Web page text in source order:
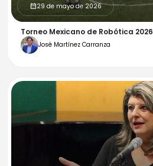
calendar_month29 de mayo de 2026
Torneo Mexicano de Robótica 2026
José Martínez Carranza